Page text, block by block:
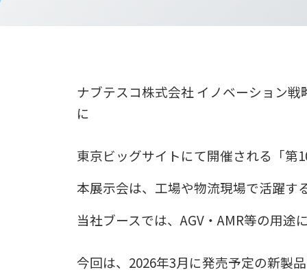
ナブテスコ株式会社 イノベーション
に
東京ビッグサイトにて開催される「第
本展示会は、工場や物流現場で活躍す
当社ブースでは、AGV・AMR等の用
今回は、2026年3月に発売予定の新製